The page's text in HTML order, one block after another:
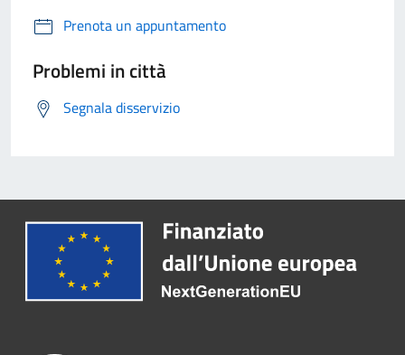
Prenota un appuntamento
Problemi in città
Segnala disservizio